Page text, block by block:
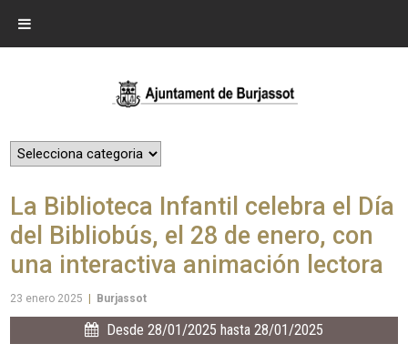
La Biblioteca Infantil celebra el Día
del Bibliobús, el 28 de enero, con
una interactiva animación lectora
23 enero 2025 Burjassot
Desde 28/01/2025 hasta 28/01/2025